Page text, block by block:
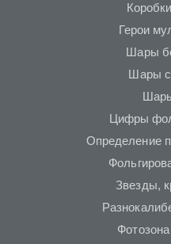
Герои
Шары
Шары с
Цифры
Определение
Звезды,